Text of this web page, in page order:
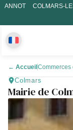
ANNOT COLMARS-
← Accueil Commerces
Colmars
Mairie de